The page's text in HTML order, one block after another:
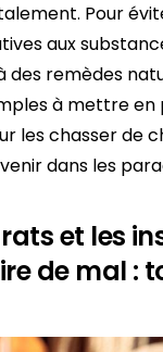
Pour
aux
des remèdes
à mettre en
les chasser de
dans les
et les
de mal :